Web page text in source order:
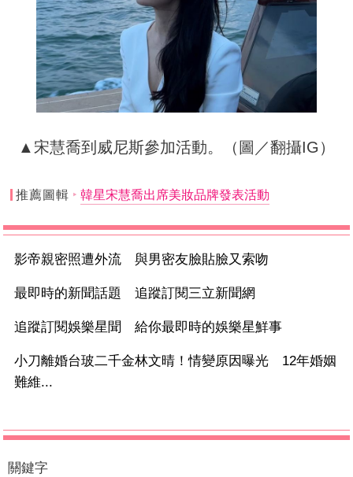
▲宋慧喬到威尼斯參加活動。（圖／翻攝IG）
推薦圖輯 韓星宋慧喬出席美妝品牌發表活動
影帝親密照遭外流 與男密友臉貼臉又索吻
最即時的新聞話題 追蹤訂閱三立新聞網
追蹤訂閱娛樂星聞 給你最即時的娛樂星鮮事
小刀離婚台玻二千金林文晴！情變原因曝光 12年婚姻
難維...
關鍵字